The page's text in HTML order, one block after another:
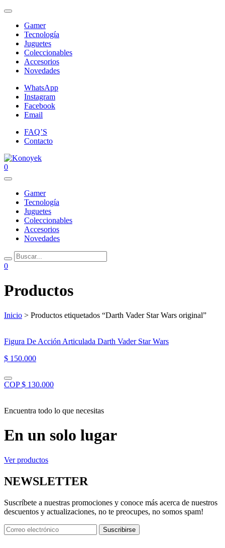
Gamer
Tecnología
Juguetes
Coleccionables
Accesorios
Novedades
WhatsApp
Instagram
Facebook
Email
FAQ’S
Contacto
0
Gamer
Tecnología
Juguetes
Coleccionables
Accesorios
Novedades
0
Productos
Inicio > Productos etiquetados “Darth Vader Star Wars original”
Figura De Acción Articulada Darth Vader Star Wars
$ 150.000
COP $ 130.000
Encuentra todo lo que necesitas
En un solo lugar
Ver productos
NEWSLETTER
Suscríbete a nuestras promociones y conoce más acerca de nuestros
descuentos y actualizaciones, no te preocupes, no somos spam!
Suscribirse